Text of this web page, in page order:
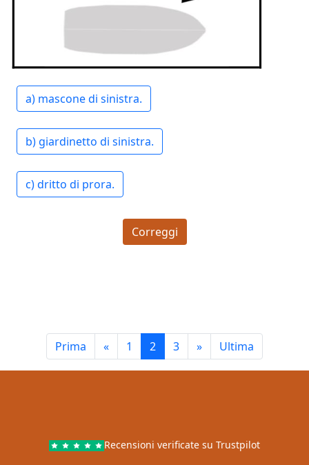
a) mascone di sinistra.
b) giardinetto di sinistra.
c) dritto di prora.
Correggi
Prima « 1 2 3 » Ultima
Recensioni verificate su Trustpilot